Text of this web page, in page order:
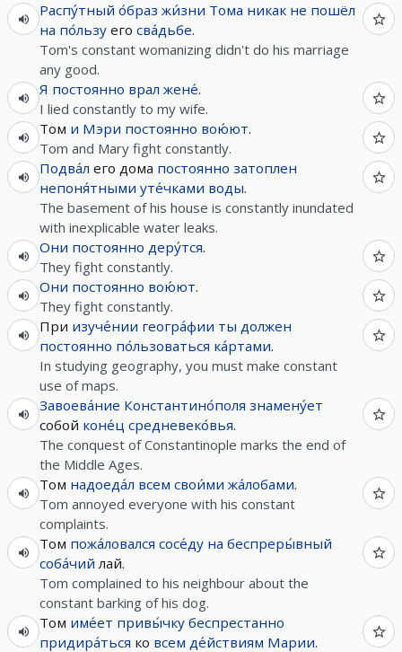
Распу́тный о́браз жи́зни Тома никак не пошёл
на по́льзу его сва́дьбе.
Tom's constant womanizing didn't do his marriage
any good.
Я постоянно врал жене́.
I lied constantly to my wife.
Том и Мэри постоянно вою́ют.
Tom and Mary fight constantly.
Подва́л его дома постоянно затоплен
непоня́тными уте́чками воды.
The basement of his house is constantly inundated
with inexplicable water leaks.
Они постоянно деру́тся.
They fight constantly.
Они постоянно вою́ют.
They fight constantly.
При изуче́нии геогра́фии ты должен
постоянно по́льзоваться ка́ртами.
In studying geography, you must make constant
use of maps.
Завоева́ние Константино́поля знамену́ет
собой коне́ц средневеко́вья.
The conquest of Constantinople marks the end of
the Middle Ages.
Том надоеда́л всем свои́ми жа́лобами.
Tom annoyed everyone with his constant
complaints.
Том пожа́ловался сосе́ду на беспреры́вный
соба́чий лай.
Tom complained to his neighbour about the
constant barking of his dog.
Том име́ет привы́чку беспрестанно
придира́ться ко всем де́йствиям Марии.